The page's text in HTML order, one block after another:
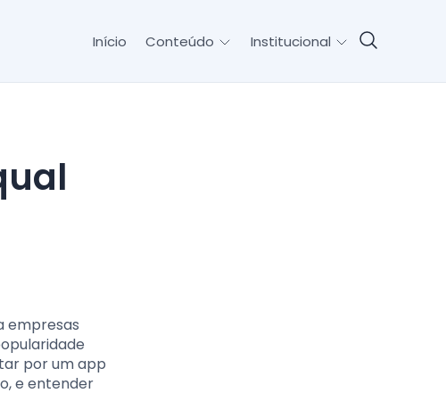
Início Conteúdo Institucional
empresas
por um app
e entender